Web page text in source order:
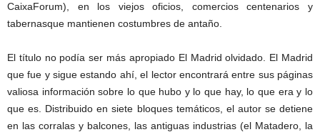
CaixaForum), en los viejos oficios, comercios centenarios y
tabernasque mantienen costumbres de antaño.
El título no podía ser más apropiado El Madrid olvidado. El Madrid
que fue y sigue estando ahí, el lector encontrará entre sus páginas
valiosa información sobre lo que hubo y lo que hay, lo que era y lo
que es. Distribuido en siete bloques temáticos, el autor se detiene
en las corralas y balcones, las antiguas industrias (el Matadero, la